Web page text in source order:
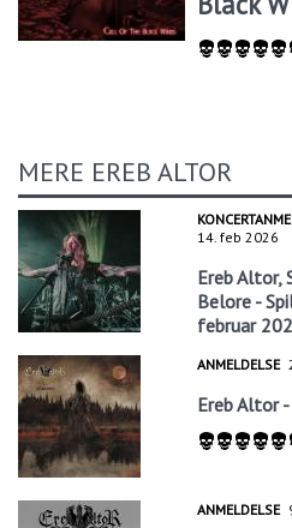
MERE EREB ALTOR
14. feb 2026
Ereb Altor,
Belore -
februar
ANMELDELSE
Ereb Altor
ANMELDELSE